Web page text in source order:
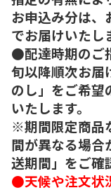
お申込み分は、
でお届けいたし
●配達時期のご
旬以降順次お届
のし」をご希望
いたします。
※期間限定商品
間が異なる場合
送期間」をご確
●天候や注文状